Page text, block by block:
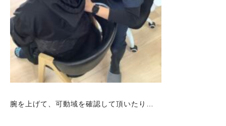
腕を上げて、可動域を確認して頂いたり…